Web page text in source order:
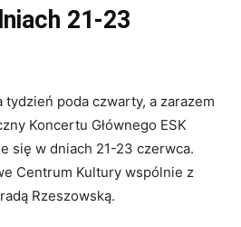
21-23
tydzień poda czwarty, a zarazem
Koncertu Głównego ESK
się w dniach 21-23 czerwca.
Centrum Kultury wspólnie z
Rzeszowską.